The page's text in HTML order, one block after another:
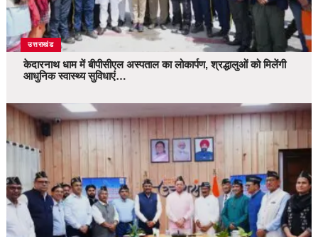
उत्तराखंड
केदारनाथ धाम में बीपीसीएल अस्पताल का लोकार्पण, श्रद्धालुओं को मिलेंगी
आधुनिक स्वास्थ्य सुविधाएं…